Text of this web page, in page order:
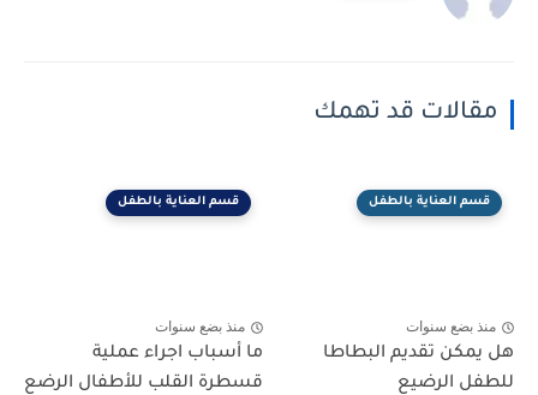
مقالات قد تهمك
قسم العناية بالطفل
منذ بضع سنوات
هل يمكن تقديم البطاطا
للطفل الرضيع
قسم العناية بالطفل
منذ بضع سنوات
ما أسباب اجراء عملية
قسطرة القلب للأطفال الرضع